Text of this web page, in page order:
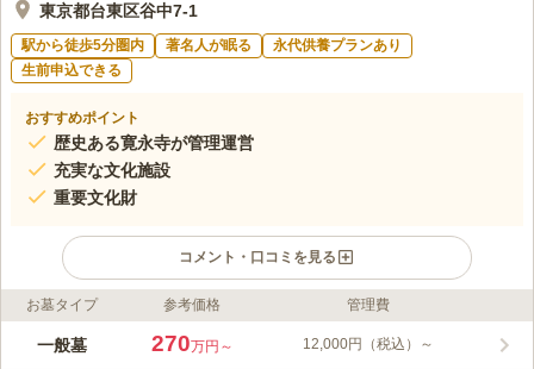
東京都台東区谷中7-1
駅から徒歩5分圏内 著名人が眠る
永代供養プランあり
生前申込できる
おすすめポイント
歴史ある寛永寺が管理運営
充実な文化施設
重要文化財
コメント・口コミを見る
ライフドット編集部のコメント
寛永二年に創建され、「東の比叡山」の異名をとる東叡山寛永寺
お墓タイプ 参考価格 管理費
一般墓 270万円～ 12,000円（税込）～